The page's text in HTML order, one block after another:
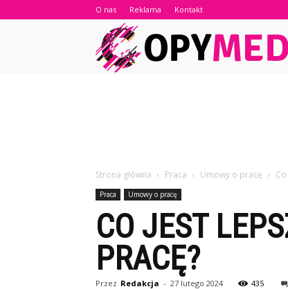
O nas Reklama Kontakt
Strona główna Praca Umowy o pracę
Praca Umowy o pracę
CO JEST
PRACĘ?
Przez Redakcja - 27 lutego 2024 435